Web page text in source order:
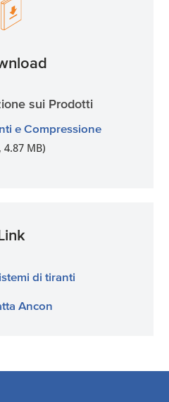
sui Prodotti
e Compressione
4.87 MB)
di tiranti
Ancon